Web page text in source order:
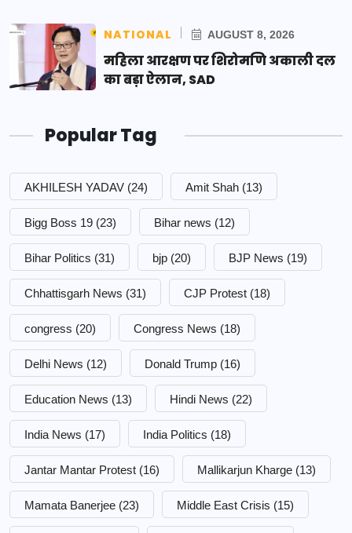
NATIONAL AUGUST 8, 2026
महिला आरक्षण पर शिरोमणि अकाली दल
का बड़ा ऐलान, SAD
Popular Tag
AKHILESH YADAV (24) Amit Shah (13)
Bigg Boss 19 (23) Bihar news (12)
Bihar Politics (31) bjp (20) BJP News (19)
Chhattisgarh News (31) CJP Protest (18)
congress (20) Congress News (18)
Delhi News (12) Donald Trump (16)
Education News (13) Hindi News (22)
India News (17) India Politics (18)
Jantar Mantar Protest (16) Mallikarjun Kharge (13)
Mamata Banerjee (23) Middle East Crisis (15)